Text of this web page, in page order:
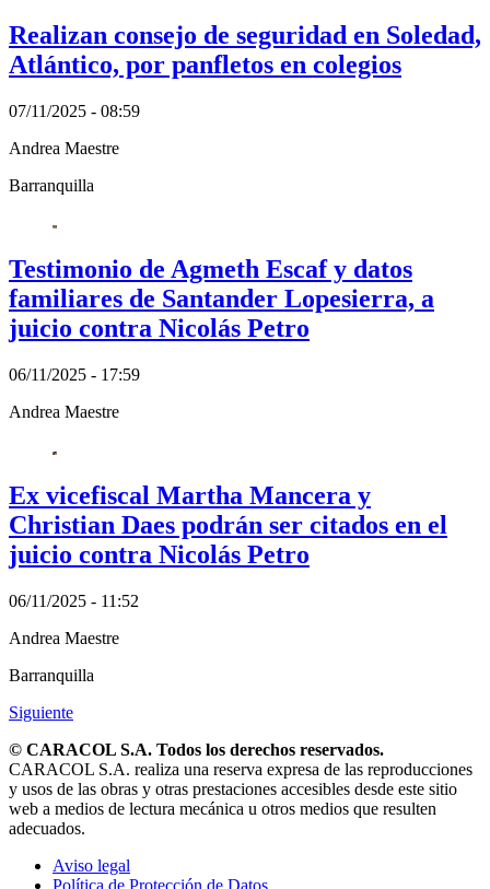
Realizan consejo de seguridad en Soledad,
Atlántico, por panfletos en colegios
07/11/2025 - 08:59
Andrea Maestre
Barranquilla
Testimonio de Agmeth Escaf y datos
familiares de Santander Lopesierra, a
juicio contra Nicolás Petro
06/11/2025 - 17:59
Andrea Maestre
Ex vicefiscal Martha Mancera y
Christian Daes podrán ser citados en el
juicio contra Nicolás Petro
06/11/2025 - 11:52
Andrea Maestre
Barranquilla
Siguiente
© CARACOL S.A. Todos los derechos reservados.
CARACOL S.A. realiza una reserva expresa de las reproducciones
y usos de las obras y otras prestaciones accesibles desde este sitio
web a medios de lectura mecánica u otros medios que resulten
adecuados.
Aviso legal
Política de Protección de Datos